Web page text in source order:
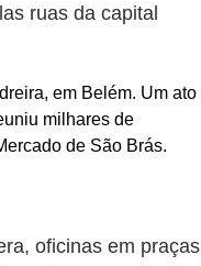
ruas da capital
em Belém. Um ato
milhares de
de São Brás.
oficinas em praças